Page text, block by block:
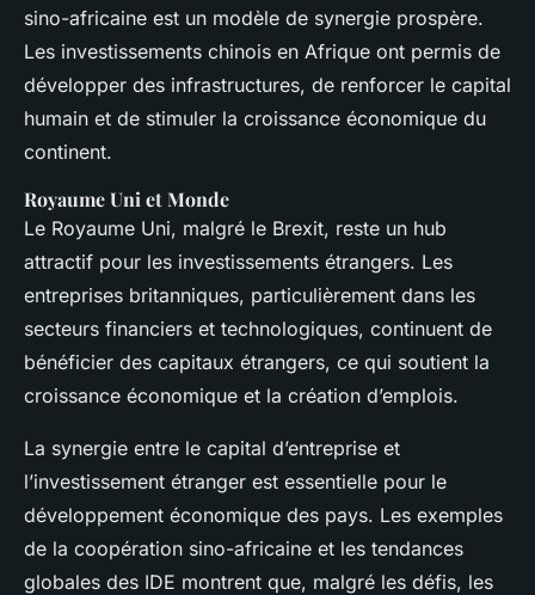
sino-africaine est un modèle de synergie prospère.
Les investissements chinois en Afrique ont permis de
développer des infrastructures, de renforcer le capital
humain et de stimuler la croissance économique du
continent.
Royaume Uni et Monde
Le Royaume Uni, malgré le Brexit, reste un hub
attractif pour les investissements étrangers. Les
entreprises britanniques, particulièrement dans les
secteurs financiers et technologiques, continuent de
bénéficier des capitaux étrangers, ce qui soutient la
croissance économique et la création d’emplois.
La synergie entre le capital d’entreprise et
l’investissement étranger est essentielle pour le
développement économique des pays. Les exemples
de la coopération sino-africaine et les tendances
globales des IDE montrent que, malgré les défis, les